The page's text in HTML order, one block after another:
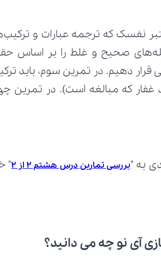
به "بررسی تمارین درس هشتم 2 از 2
آی نو چه می‌ دانید؟